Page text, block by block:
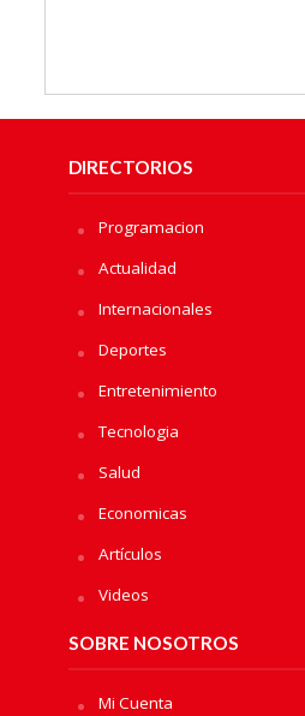
DIRECTORIOS
Programacion
Actualidad
Internacionales
Deportes
Entretenimiento
Tecnologia
Salud
Economicas
Artículos
Videos
SOBRE NOSOTROS
Mi Cuenta